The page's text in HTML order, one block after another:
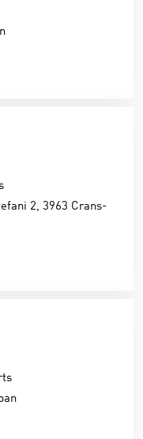
2, 3963 Crans-